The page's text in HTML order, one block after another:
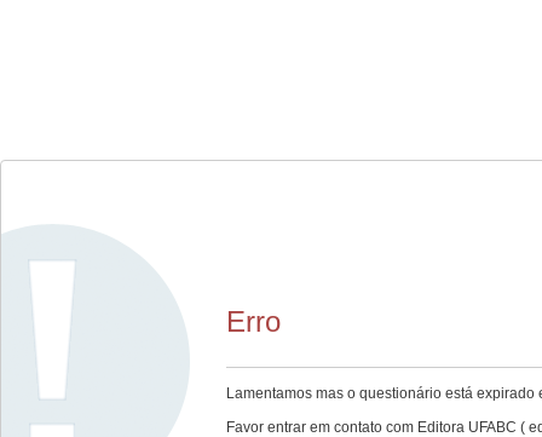
Erro
Lamentamos mas o questionário está expirado
Favor entrar em contato com Editora UFABC (